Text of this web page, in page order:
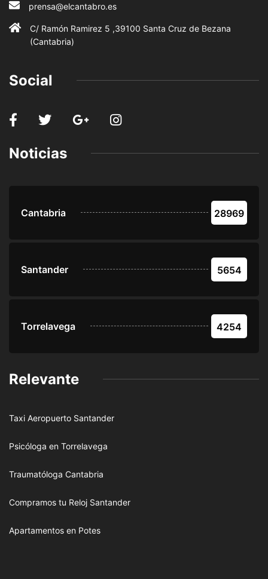
prensa@elcantabro.es
C/ Ramón Ramirez 5 ,39100 Santa Cruz de Bezana
(Cantabria)
Social
Noticias
Cantabria 28969
Santander 5654
Torrelavega 4254
Relevante
Taxi Aeropuerto Santander
Psicóloga en Torrelavega
Traumatóloga Cantabria
Compramos tu Reloj Santander
Apartamentos en Potes